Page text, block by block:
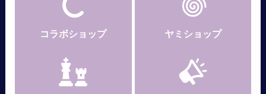
コラボショップ ヤミショップ